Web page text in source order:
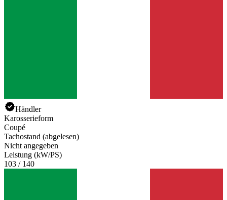
Händler
Karosserieform
Coupé
Tachostand (abgelesen)
Nicht angegeben
Leistung (kW/PS)
103 / 140